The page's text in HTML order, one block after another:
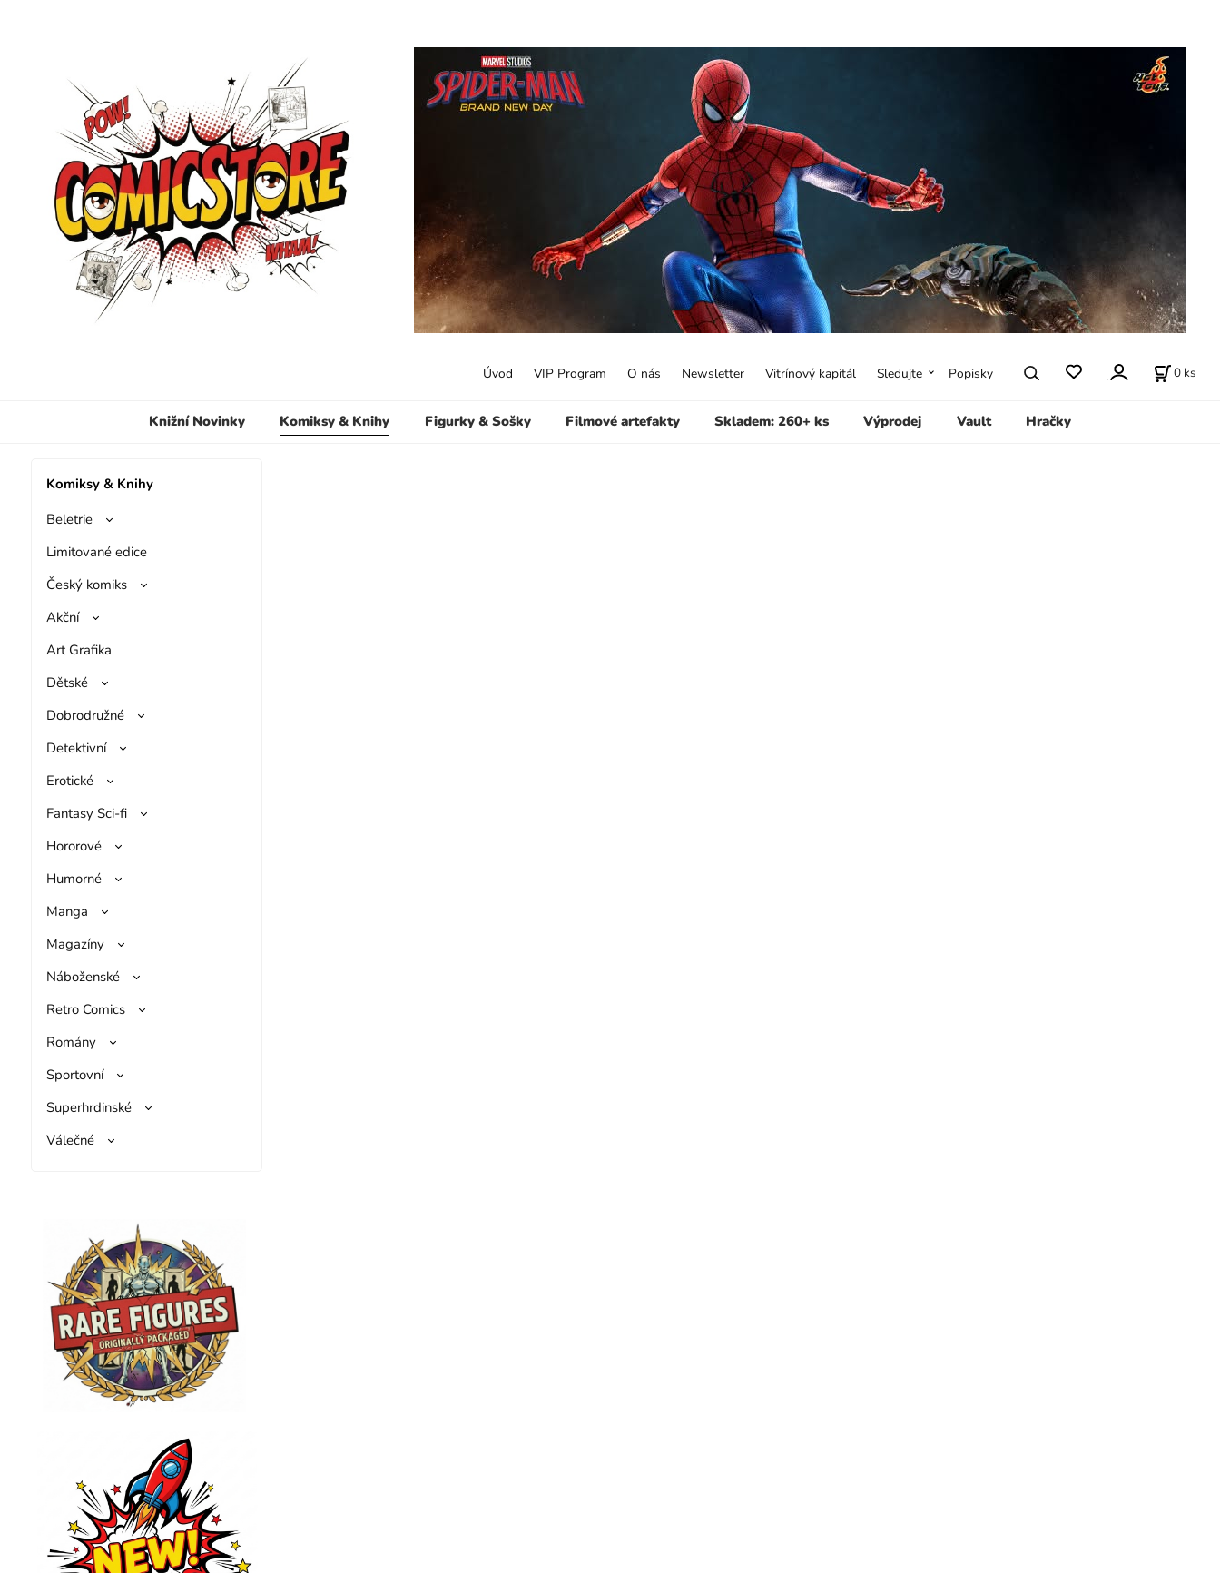
Knižní Novinky Komiksy & Knihy Figurky & Sošky Filmové artefakty Skladem: 260+ ks Výprodej Vault Hračky
Úvod VIP Program O nás Newsletter Vitrínový kapitál Sledujte Popisky 0 ks
Komiksy & Knihy
Beletrie
Limitované edice
Český komiks
Akční
Art Grafika
Dětské
Dobrodružné
Detektivní
Erotické
Fantasy Sci-fi
Hororové
Humorné
Manga
Magazíny
Náboženské
Retro Comics
Romány
Sportovní
Superhrdinské
Válečné